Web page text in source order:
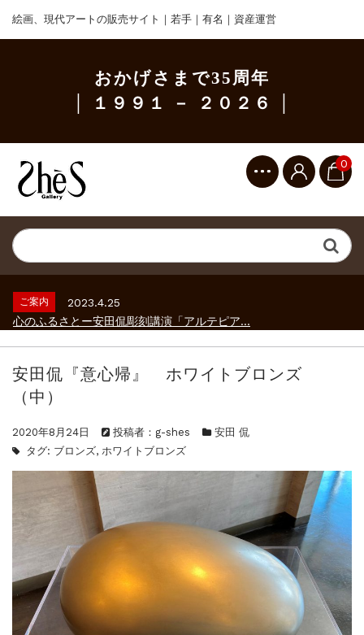
絵画、現代アートの販売サイト｜若手｜有名｜資産運営
おかげさまで35周年
│ １９９１ － ２０２６ │
0
ご案内
2023.2.25
ギャラリーシーズ「秋の美術散歩 京都・大...
砂澤ビッキ展 －砂澤ビッキの生きた時代－...
ご案内
2023.4.25
ご案内
2023.2.25
ギャラリーシーズ「秋の美術散歩 京都・大...
ご案内
2023.4.25
心のふるさとー安田侃彫刻講演「アルテピア...
ギャラリーシーズ「秋の美術散歩 京都・大...
安田侃『意心帰』 ホワイトブロンズ
（中）
2020年8月24日 投稿者：g-shes
安田 侃
タグ: ブロンズ, ホワイトブロンズ